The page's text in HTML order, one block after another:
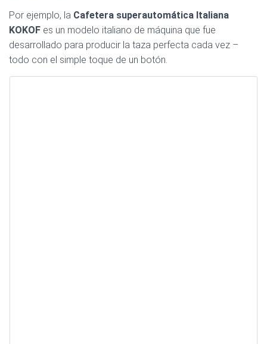
Por ejemplo, la Cafetera superautomática Italiana
KOKOF es un modelo italiano de máquina que fue
desarrollado para producir la taza perfecta cada vez –
todo con el simple toque de un botón.